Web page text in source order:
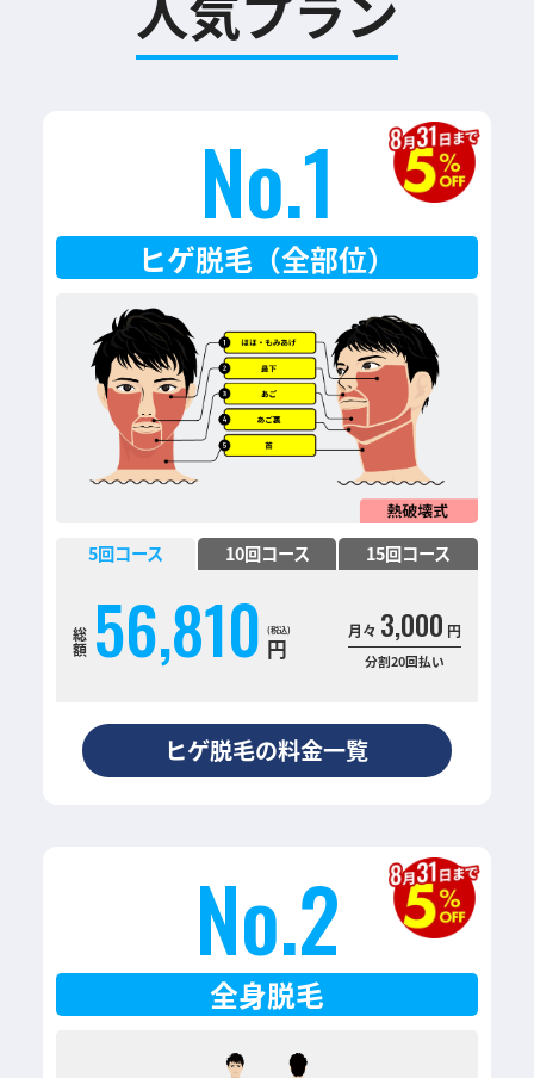
No.1
ヒゲ脱毛（全部位）
5回コース 10回コース 15回コース
総
額 56,810 円
月々 3,000 円
分割20回払い
ヒゲ脱毛の料金一覧
No.2
全身脱毛